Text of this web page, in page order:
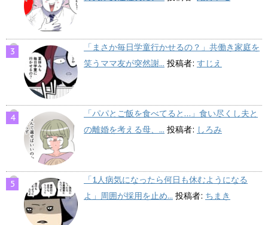
「まさか毎日学童行かせるの？」共働き家庭を
笑うママ友が突然謝... 投稿者: すじえ
「パパとご飯を食べてると…」食い尽くし夫と
の離婚を考える母、... 投稿者: しろみ
「1人病気になったら何日も休むようになる
よ」周囲が採用を止め... 投稿者: ちまき